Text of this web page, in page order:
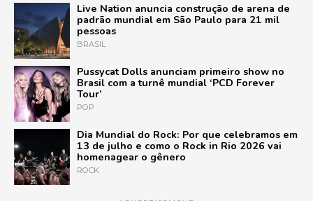
Live Nation anuncia construção de arena de
padrão mundial em São Paulo para 21 mil
pessoas
BRASIL
Pussycat Dolls anunciam primeiro show no
Brasil com a turnê mundial ‘PCD Forever
Tour’
POP
Dia Mundial do Rock: Por que celebramos em
13 de julho e como o Rock in Rio 2026 vai
homenagear o gênero
ROCK